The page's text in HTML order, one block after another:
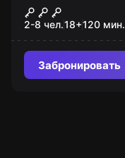
Лига севера
2-8 чел.18+120 мин.
Забронировать